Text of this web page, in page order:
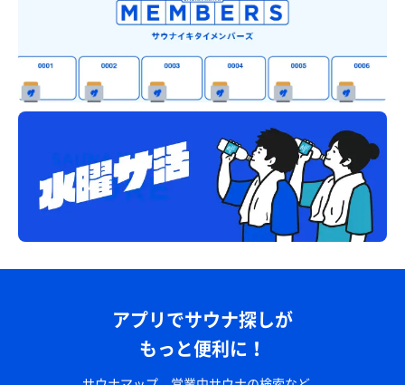
アプリでサウナ探しが
もっと便利に！